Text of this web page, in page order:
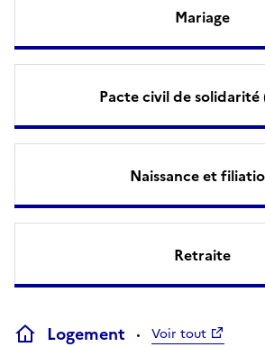
Mariage
Pacte civil de solidarité
Naissance et
Retraite
Logement Voir tout